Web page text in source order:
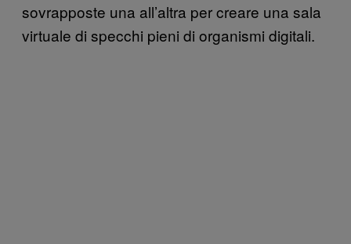
sovrapposte una all’altra per creare una sala
virtuale di specchi pieni di organismi digitali.